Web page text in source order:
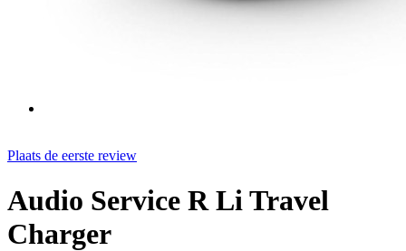
Plaats de eerste review
Audio Service R Li Travel
Charger